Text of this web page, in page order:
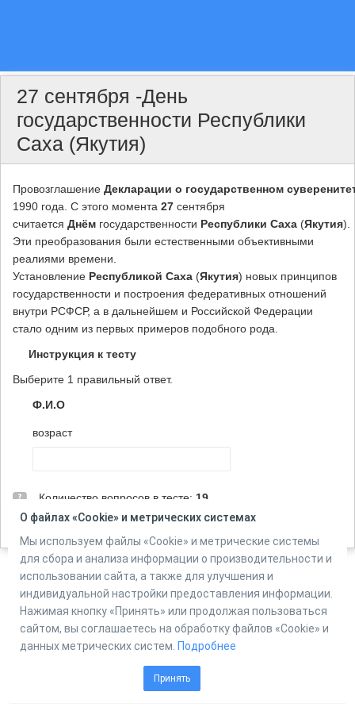
27 сентября -День
государственности Республики
Саха (Якутия)
Провозглашение Декларации о государственном
1990 года. С этого момента 27 сентября
считается Днём государственности Республики Саха (Якутия).
Эти преобразования были естественными объективными
реалиями времени.
Установление Республикой Саха (Якутия) новых принципов
государственности и построения федеративных отношений
внутри РСФСР, а в дальнейшем и Российской Федерации
стало одним из первых примеров подобного рода.
Инструкция к тесту
Выберите 1 правильный ответ.
Ф.И.О
возраст
Количество вопросов в тесте: 19
Powered by
Online Test Pad
О файлах «Cookie» и метрических системах
Мы используем файлы «Cookie» и метрические системы
для сбора и анализа информации о производительности и
использовании сайта, а также для улучшения и
индивидуальной настройки предоставления информации.
Нажимая кнопку «Принять» или продолжая пользоваться
сайтом, вы соглашаетесь на обработку файлов «Cookie» и
данных метрических систем. Подробнее
Принять